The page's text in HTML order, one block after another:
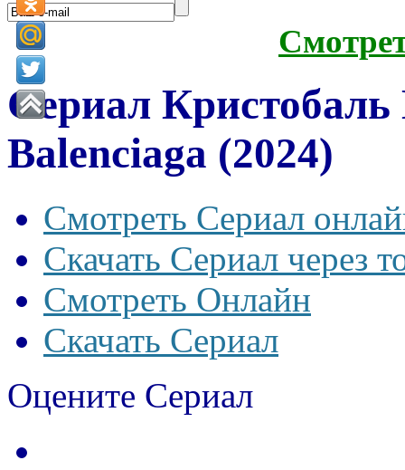
Сериал
Balenciaga (2024)
Смотреть Сериал
Скачать Сериал через
Смотреть Онлайн
Скачать Сериал
Оцените Сериал